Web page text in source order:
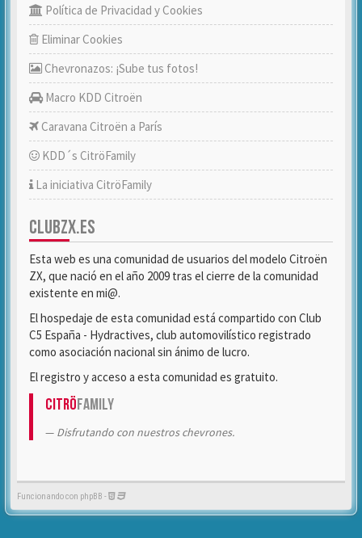
Política de Privacidad y Cookies
Eliminar Cookies
Chevronazos: ¡Sube tus fotos!
Macro KDD Citroën
Caravana Citroën a París
KDD´s CitröFamily
La iniciativa CitröFamily
CLUBZX.ES
Esta web es una comunidad de usuarios del modelo Citroën
ZX, que nació en el año 2009 tras el cierre de la comunidad
existente en mi@.
El hospedaje de esta comunidad está compartido con Club
C5 España - Hydractives, club automovilístico registrado
como asociación nacional sin ánimo de lucro.
El registro y acceso a esta comunidad es gratuito.
CitröFamily
Disfrutando con nuestros chevrones.
Funcionando con phpBB -